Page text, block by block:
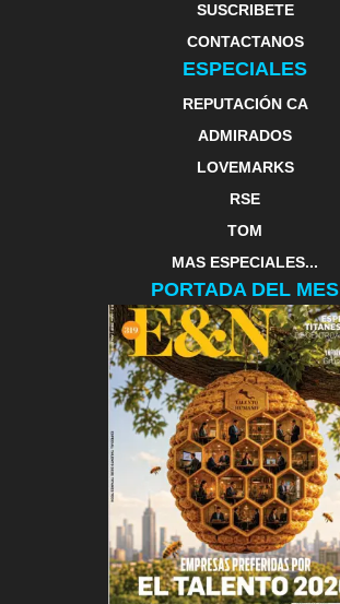
SUSCRIBETE
CONTACTANOS
ESPECIALES
REPUTACIÓN CA
ADMIRADOS
LOVEMARKS
RSE
TOM
MAS ESPECIALES...
PORTADA DEL MES